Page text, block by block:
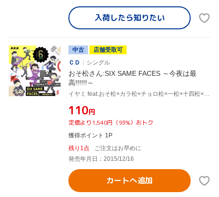
入荷したら知りたい
中古
店舗受取可
ＣＤ
シングル
おそ松さん:SIX SAME FACES ～今夜は最
高!!!!!!～
イヤミ feat.おそ松×カラ松×チョロ松×一松×十四松×トド松(cv.鈴村健一、櫻井孝宏、中村悠一、神谷浩史、福山潤、小野大輔、入野自由)
¥110円
定価より1,540円（93%）おトク
獲得ポイント 1P
残り1点
ご注文はお早めに
発売年月日：2015/12/16
カートへ追加